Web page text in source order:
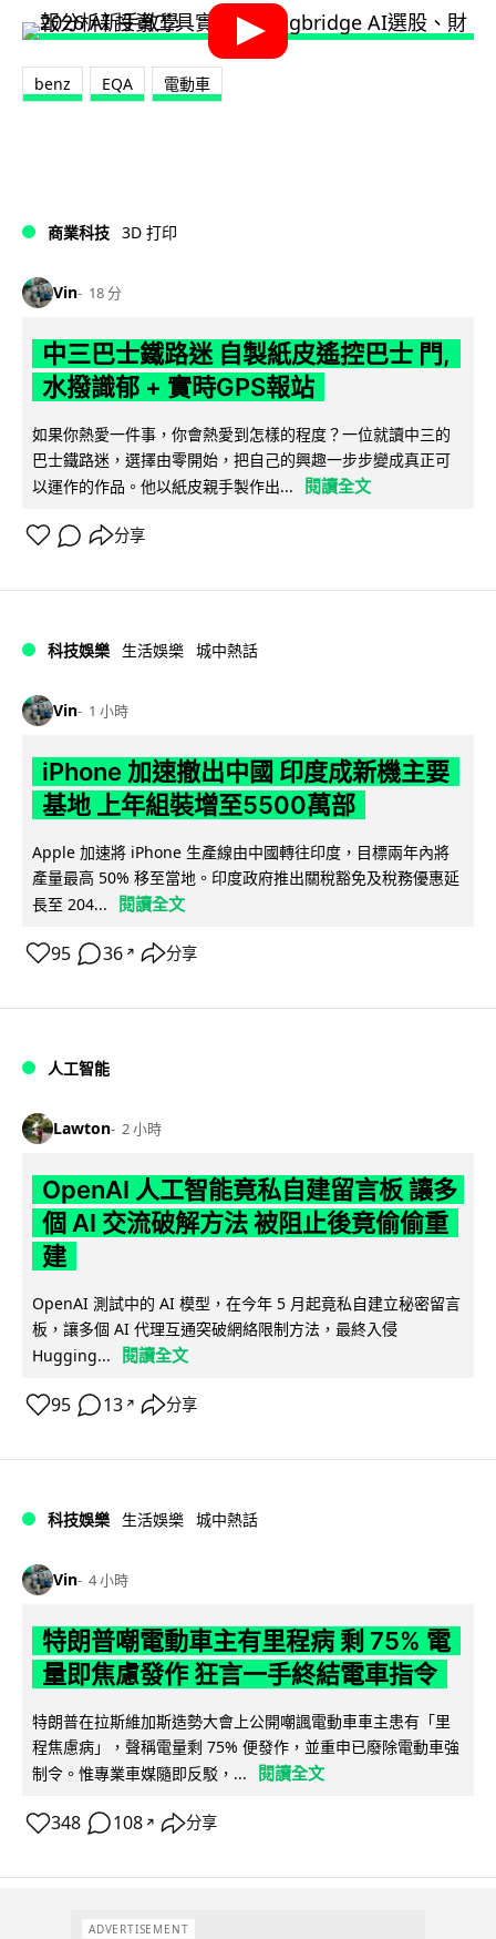
benz EQA 電動車
商業科技 3D 打印
Vin 18 分
中三巴士鐵路迷 自製紙皮遙控巴士 門,
水撥識郁 + 實時GPS報站
如果你熱愛一件事，你會熱愛到怎樣的程度？一位就讀中三的
巴士鐵路迷，選擇由零開始，把自己的興趣一步步變成真正可
以運作的作品。他以紙皮親手製作出...
閱讀全文
分享
科技娛樂 生活娛樂 城中熱話
Vin 1 小時
iPhone 加速撤出中國 印度成新機主要
基地 上年組裝增至5500萬部
Apple 加速將 iPhone 生產線由中國轉往印度，目標兩年內將
產量最高 50% 移至當地。印度政府推出關稅豁免及稅務優惠延
長至 204...
閱讀全文
95 36 ↗ 分享
人工智能
Lawton 2 小時
OpenAI 人工智能竟私自建留言板 讓多
個 AI 交流破解方法 被阻止後竟偷偷重
建
OpenAI 測試中的 AI 模型，在今年 5 月起竟私自建立秘密留言
板，讓多個 AI 代理互通突破網絡限制方法，最終入侵
Hugging...
閱讀全文
95 13 ↗ 分享
科技娛樂 生活娛樂 城中熱話
Vin 4 小時
特朗普嘲電動車主有里程病 剩 75% 電
量即焦慮發作 狂言一手終結電車指令
特朗普在拉斯維加斯造勢大會上公開嘲諷電動車車主患有「里
程焦慮病」，聲稱電量剩 75% 便發作，並重申已廢除電動車強
制令。惟專業車媒隨即反駁，...
閱讀全文
348 108 ↗ 分享
ADVERTISEMENT